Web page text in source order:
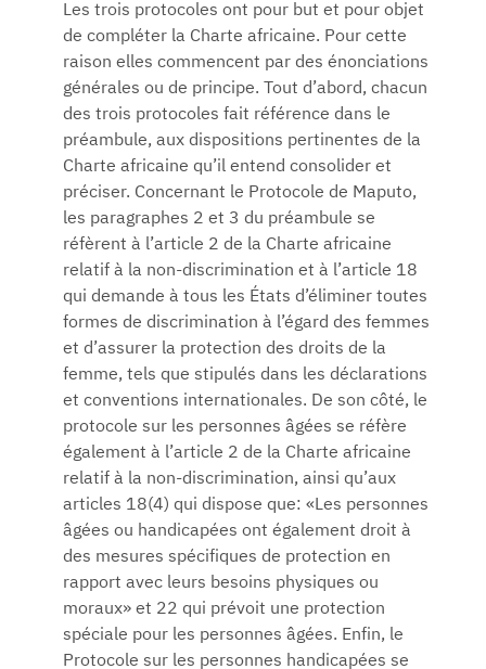
Les trois protocoles ont pour but et pour objet
de compléter la Charte africaine. Pour cette
raison elles commencent par des énonciations
générales ou de principe. Tout d’abord, chacun
des trois protocoles fait référence dans le
préambule, aux dispositions pertinentes de la
Charte africaine qu’il entend consolider et
préciser. Concernant le Protocole de Maputo,
les paragraphes 2 et 3 du préambule se
réfèrent à l’article 2 de la Charte africaine
relatif à la non-discrimination et à l’article 18
qui demande à tous les États d’éliminer toutes
formes de discrimination à l’égard des femmes
et d’assurer la protection des droits de la
femme, tels que stipulés dans les déclarations
et conventions internationales. De son côté, le
protocole sur les personnes âgées se réfère
également à l’article 2 de la Charte africaine
relatif à la non-discrimination, ainsi qu’aux
articles 18(4) qui dispose que: «Les personnes
âgées ou handicapées ont également droit à
des mesures spécifiques de protection en
rapport avec leurs besoins physiques ou
moraux» et 22 qui prévoit une protection
spéciale pour les personnes âgées. Enfin, le
Protocole sur les personnes handicapées se